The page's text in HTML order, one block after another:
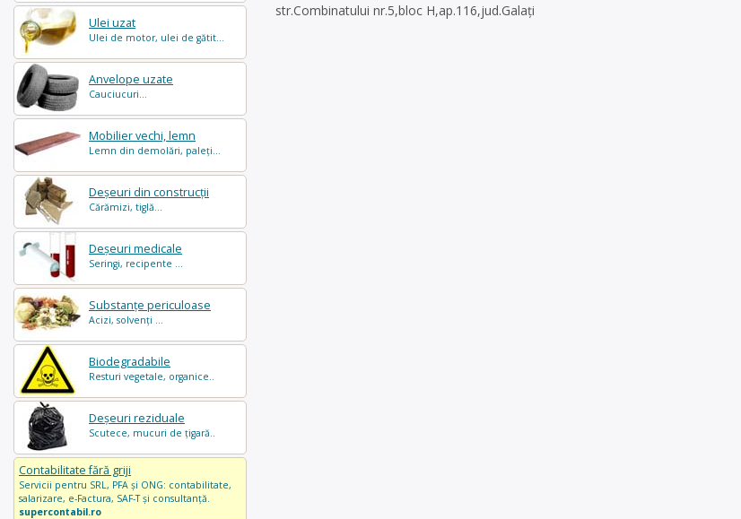
Ulei uzat
Ulei de motor, ulei de gătit...
Anvelope uzate
Cauciucuri...
Mobilier vechi, lemn
Lemn din demolări, paleți...
Deșeuri din construcții
Cărămizi, tiglă...
Deșeuri medicale
Seringi, recipente ...
Substanțe periculoase
Acizi, solvenți ...
Biodegradabile
Resturi vegetale, organice..
Deșeuri reziduale
Scutece, mucuri de țigară..
Contabilitate fără griji
Servicii pentru SRL, PFA și ONG: contabilitate,
salarizare, e-Factura, SAF-T și consultanță.
supercontabil.ro
str.Combinatului nr.5,bloc H,ap.116,jud.Galați